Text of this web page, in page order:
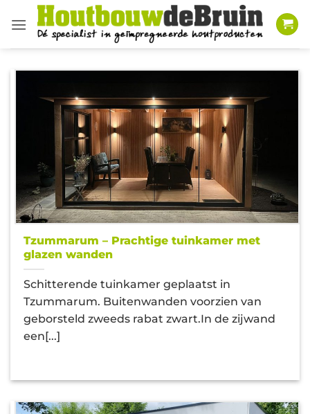
naar
Tzummarum – Prachtige tuinkamer met
glazen wanden
Schitterende tuinkamer geplaatst in
Tzummarum. Buitenwanden voorzien van
geborsteld zweeds rabat zwart.In de zijwand
een[...]